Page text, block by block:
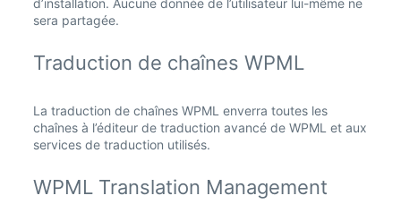
d’installation. Aucune donnée de l’utilisateur lui-même ne
sera partagée.
Traduction de chaînes WPML
La traduction de chaînes WPML enverra toutes les
chaînes à l’éditeur de traduction avancé de WPML et aux
services de traduction utilisés.
WPML Translation Management